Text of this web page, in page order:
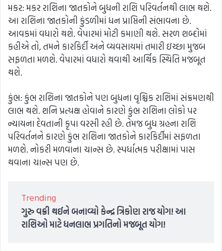
મકર: મકર રાશિના જાતકોને બુધની રાશિ પરિવર્તનથી લાભ થશે.
આ રાશિના જાતકોની કુંડળીમાં ધન પ્રાપ્તિની સંભાવના છે.
આવકમાં વધારો થશે. વેપારમાં મોટી કમાણી થશે. સરળ શબ્દોમાં
કહીએ તો, તમને કારકિર્દી અને વ્યવસાયમાં તમારી ઇચ્છા મુજબ
સફળતા મળશે. વેપારમાં વધારો થવાથી આર્થિક સ્થિતિ મજબૂત
થશે.
કુંભ: કુંભ રાશિના જાતકોને પણ બુધના વૃશ્ચિક રાશિમાં સંક્રમણથી
લાભ થશે. શનિ પ્રત્યક્ષ હોવાને કારણે કુંભ રાશિના લોકો પર
ન્યાયના દેવતાની કૃપા વરસી રહી છે. તેમજ બુધ ગ્રહના રાશિ
પરિવર્તનને કારણે કુંભ રાશિના જાતકોને કારકિર્દીમાં સફળતા
મળશે. નોકરી મળવાના ચાન્સ છે. સ્પર્ધાત્મક પરીક્ષામાં પાસ
થવાના ચાન્સ પણ છે.
Trending
ગુરુ વક્રી થઈને બનાવ્યો કેન્દ્ર ત્રિકોણ રાજ યોગ! આ
રાશિઓ માટે ધનલાભ પ્રગતિનો મજબૂત યોગ!